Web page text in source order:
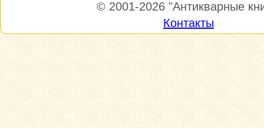
© 2001-2026 "Антикварные
Контакты